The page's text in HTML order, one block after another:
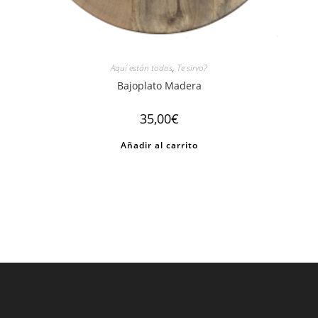
Aquí están todos, Te sirvo?
Bajoplato Madera
35,00€
Añadir al carrito